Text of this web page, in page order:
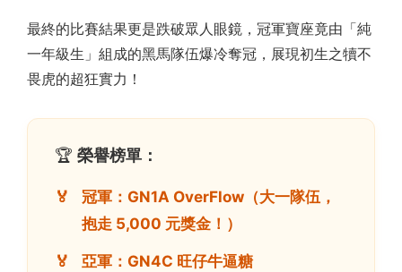
最終的比賽結果更是跌破眾人眼鏡，冠軍寶座竟由「純
一年級生」組成的黑馬隊伍爆冷奪冠，展現初生之犢不
畏虎的超狂實力！
🏆 榮譽榜單：
冠軍：GN1A OverFlow（大一隊伍，
抱走 5,000 元獎金！）
亞軍：GN4C 旺仔牛逼糖